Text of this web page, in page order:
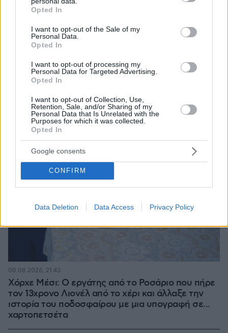
grant or deny consent to Google and its third-party tags to
use your data for below specified purposes in below Google
consent section.
Opted In
I want to opt-out of the Sale of my
Personal Data.
Opted In
I want to opt-out of processing my
Personal Data for Targeted Advertising.
Opted In
I want to opt-out of Collection, Use,
Retention, Sale, and/or Sharing of my
Personal Data that Is Unrelated with the
Purposes for which it was collected.
Opted In
Google consents
CONFIRM
Data Deletion Data Access Privacy Policy
μπορεί ν' αλλάξει τη χρονολογία της μεγάλης
Χόρχε Μέσι: Ο εργάτης από το Ροσάριο που πήρε
τον 13χρονο Λιονέλ από το χέρι και άλλαξε την
ιστορία του ποδοσφαίρου με μια υπογραφή σε...
χαρτοπετσέτα
08.08.2026, 21:43